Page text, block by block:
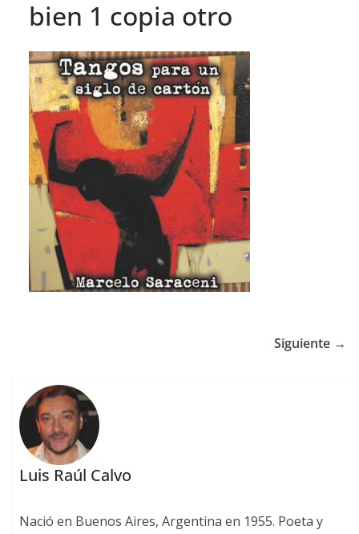
bien 1 copia otro
Siguiente →
Luis Raúl Calvo
Nació en Buenos Aires, Argentina en 1955. Poeta y